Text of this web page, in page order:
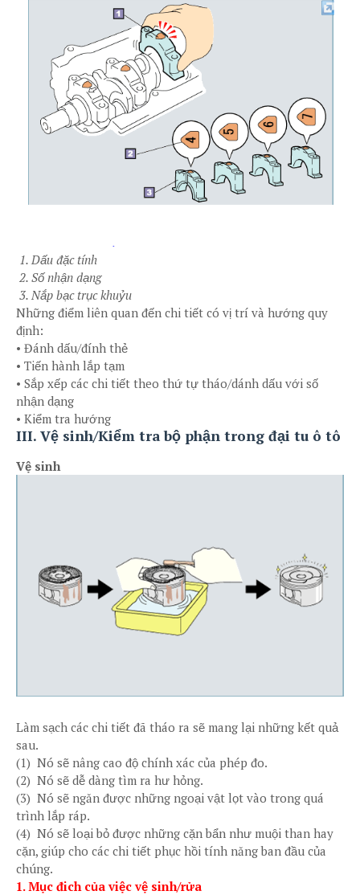
1. Dấu đặc tính
2. Số nhận dạng
3. Nắp bạc trục khuỷu
Những điểm liên quan đến chi tiết có vị trí và hướng quy
định:
• Đánh dấu/đính thẻ
• Tiến hành lắp tạm
• Sắp xếp các chi tiết theo thứ tự tháo/dánh dấu với số
nhận dạng
• Kiểm tra hướng
III. Vệ sinh/Kiểm tra bộ phận trong đại tu ô tô
Vệ sinh
Làm sạch các chi tiết đã tháo ra sẽ mang lại những kết quả
sau.
(1) Nó sẽ nâng cao độ chính xác của phép đo.
(2) Nó sẽ dễ dàng tìm ra hư hỏng.
(3) Nó sẽ ngăn được những ngoại vật lọt vào trong quá
trình lắp ráp.
(4) Nó sẽ loại bỏ được những cặn bẩn như muội than hay
cặn, giúp cho các chi tiết phục hồi tính năng ban đầu của
chúng.
1. Mục đich của việc vệ sinh/rửa